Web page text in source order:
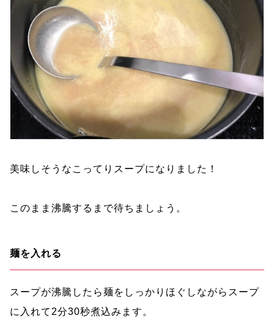
美味しそうなこってりスープになりました！
このまま沸騰するまで待ちましょう。
麺を入れる
スープが沸騰したら麺をしっかりほぐしながらスープ
に入れて2分30秒煮込みます。